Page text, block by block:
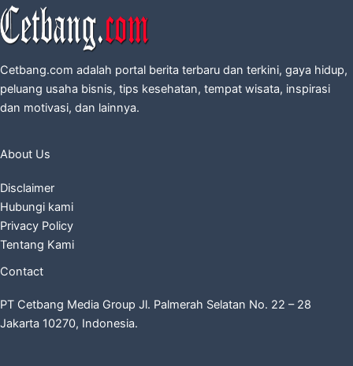
Cetbang.com adalah portal berita terbaru dan terkini, gaya hidup,
peluang usaha bisnis, tips kesehatan, tempat wisata, inspirasi
dan motivasi, dan lainnya.
About Us
Disclaimer
Hubungi kami
Privacy Policy
Tentang Kami
Contact
PT Cetbang Media Group Jl. Palmerah Selatan No. 22 – 28
Jakarta 10270, Indonesia.